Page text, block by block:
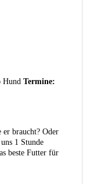
Hund Termine:
er braucht? Oder
1 Stunde
beste Futter für